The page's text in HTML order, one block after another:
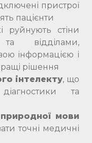
пристрої
пацієнти
руйнують стіни
відділами,
інформацією і
рішення
інтелекту, що
та
мови
точні медичні